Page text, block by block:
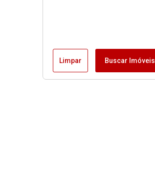
Limpar Buscar Imóveis